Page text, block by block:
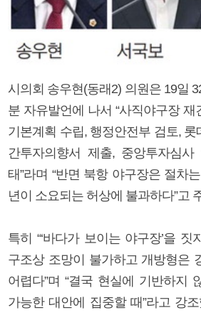
시의회 송우현(동래2) 의원은 19일
분 자유발언에 나서 “사직야구장
기본계획 수립, 행정안전부 검토, 롯
간투자의향서 제출, 중앙투자심
태”라며 “반면 북항 야구장은 절차
년이 소요되는 허상에 불과하다”고
특히 “‘바다가 보이는 야구장’을
구조상 조망이 불가하고 개방형은
어렵다”며 “결국 현실에 기반하지
가능한 대안에 집중할 때”라고 강